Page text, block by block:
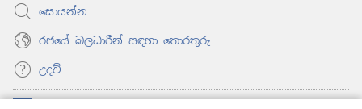
සොයන්න
රජයේ බලධාරීන් සඳහා තොරතුරු
උදව්